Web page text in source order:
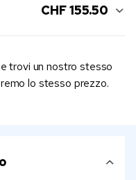
CHF 155.50
trovi un nostro stesso
lo stesso prezzo.